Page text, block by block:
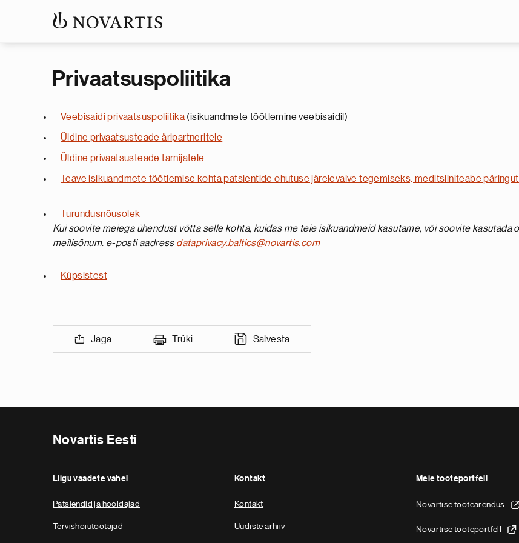
Privaatsuspoliitika
Veebisaidi privaatsuspoliitika (isikuandmete töötlemine veebisaidil)
Üldine privaatsusteade äripartneritele
Üldine privaatsusteade tarnijatele
Teave isikuandmete töötlemise kohta patsientide ohutuse järelevalve tegemiseks, meditsiiniteabe
Turundusnõusolek
Kui soovite meiega ühendust võtta selle kohta, kuidas me teie isikuandmeid kasutame, või soovite
meilisõnum. e-posti aadress dataprivacy.baltics@novartis.com
Küpsistest
Jaga Trüki Salvesta
Novartis Eesti
Liigu vaadete vahel
Patsiendid ja hooldajad
Tervishoiutöötajad
Kontakt
Kontakt
Uudiste arhiiv
Meie tooteportfell
Novartise tootearendus
Novartise tooteportfell